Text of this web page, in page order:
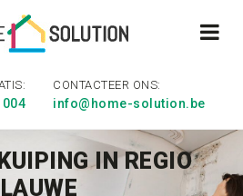
004
CONTACTEER ONS:
info@home-solution.be
IN REGIO
LAUWE